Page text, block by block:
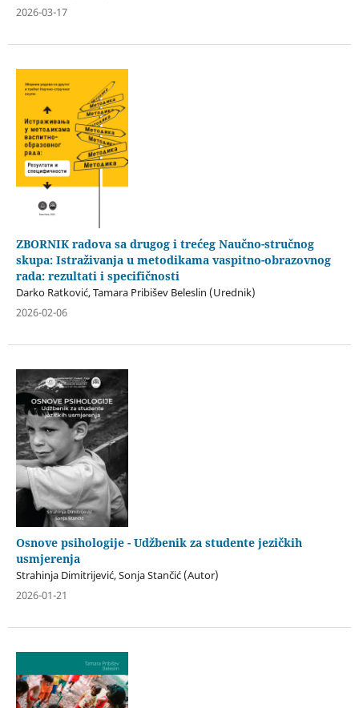
2026-03-17
ZBORNIK radova sa drugog i trećeg Naučno-stručnog
skupa: Istraživanja u metodikama vaspitno-obrazovnog
rada: rezultati i specifičnosti
Darko Ratković, Tamara Pribišev Beleslin (Urednik)
2026-02-06
Osnove psihologije - Udžbenik za studente jezičkih
usmjerenja
Strahinja Dimitrijević, Sonja Stančić (Autor)
2026-01-21